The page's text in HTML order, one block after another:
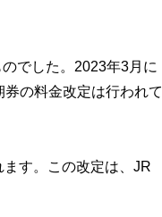
でした。2023年3月に
の料金改定は行われて
す。この改定は、JR